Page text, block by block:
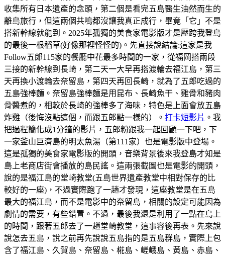
收集所有日本遺產的念頭，第二個是看完五島醫生油然而生的
離島旅行，但這兩個共鳴都沒讓我真正成行，畢竟「它」不是
搭新幹線就能到。2025年孤獨的美食家電影版才是壓跨我登島
的最後一根稻草(好像那裡怪怪的)。先直接說結論:這家是我
Follow五郞115家的餐廳中花最多時間的一家，從福岡搭兩段
三接的新幹線到長崎，第二天一大早再搭渡輪去福江島，第三
天再換小渡輪去奈留島，第四天再回長崎，就為了五郎吃過的
五島強棒麵。奈留島強棒麵是用昆布、長崎魚干、雞骨和豬肉
骨醬煮的，相較於長崎的強棒多了海味，特色是上面會放五島
炸雞（後悔沒點這個，而跟五郎點一樣的）。 打卡短影片 。我
把過程簡化成1分鐘的影片，五郎粉跟我一起回顧一下吧，下
一家釜山巨濟島的明太魚湯（第111家）也是電影版中登場。
這是孤獨的美食家電影版的開頭，音樂背景後來我登島才知是
島上老商店街會播放的島民謠。這兩張截圖也是電影的開頭，
說的是福江島的堂崎教堂(五島世界遺產教堂中相對保存的比
較好的一座)，不過實際跑了一趟才發現，這座教堂是在五島
最大的福江島，而不是電影中的奈留島，相關的設定可能因為
劇情的需要，有些錯置。不過，最後我還是利用了一點在島上
的時間，跟著五郎去了一趟堂崎教堂，這事容後再表。先來說
說怎去五島，說之前再先說說五島指的是五島群島，實際上包
含了福江島、久賀島、奈留島、椛島、嵯峨島、黃島、赤島、